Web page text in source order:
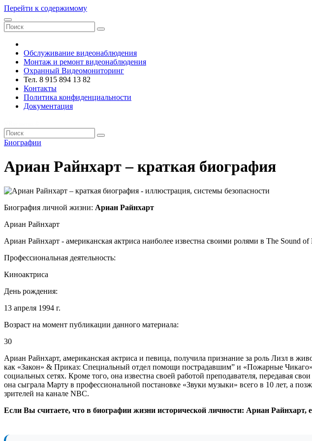
Перейти к содержимому
Обслуживание видеонаблюдения
Монтаж и ремонт видеонаблюдения
Охранный Видеомониторинг
Тел. 8 915 894 13 82
Контакты
Политика конфиденциальности
Документация
Биографии
Ариан Райнхарт – краткая биография
Биография личной жизни: Ариан Райнхарт
Ариан Райнхарт
Ариан Райнхарт - американская актриса наиболее известна своими ролями в The Sound
Профессиональная деятельность:
Киноактриса
День рождения:
13 апреля 1994 г.
Возраст на момент публикации данного материала:
30
Ариан Райнхарт, американская актриса и певица, получила признание за роль Лизл в
как «Закон» & Приказ: Специальный отдел помощи пострадавшим” и «Пожарные
социальных сетях. Кроме того, она известна своей работой преподавателя, передавая
она сыграла Марту в профессиональной постановке «Звуки музыки» всего в 10 лет, а
зрителей на канале NBC.
Если Вы считаете, что в биографии жизни исторической личности: Ариан Райнхарт,